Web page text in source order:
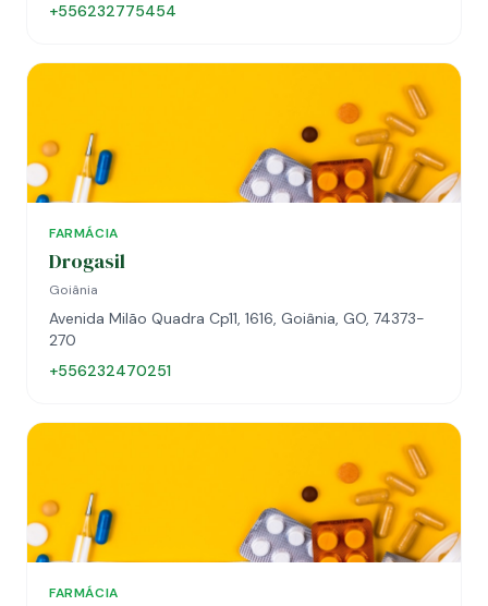
+556232775454
FARMÁCIA
Drogasil
Goiânia
Avenida Milão Quadra Cp11, 1616, Goiânia, GO, 74373-
270
+556232470251
FARMÁCIA